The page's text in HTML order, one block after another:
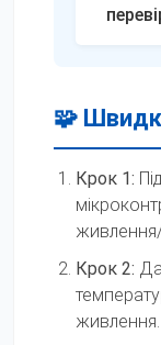
🧩
Крок 1:
Крок 2:
живлення.